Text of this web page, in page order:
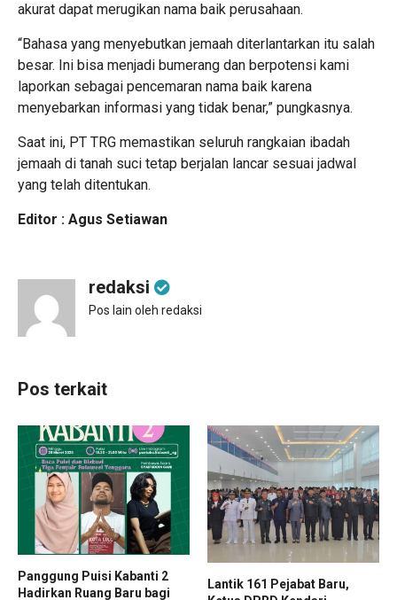
akurat dapat merugikan nama baik perusahaan.
“Bahasa yang menyebutkan jemaah diterlantarkan itu salah
besar. Ini bisa menjadi bumerang dan berpotensi kami
laporkan sebagai pencemaran nama baik karena
menyebarkan informasi yang tidak benar,” pungkasnya.
Saat ini, PT TRG memastikan seluruh rangkaian ibadah
jemaah di tanah suci tetap berjalan lancar sesuai jadwal
yang telah ditentukan.
Editor : Agus Setiawan
redaksi
Pos lain oleh redaksi
Pos terkait
Panggung Puisi Kabanti 2
Hadirkan Ruang Baru bagi
Lantik 161 Pejabat Baru,